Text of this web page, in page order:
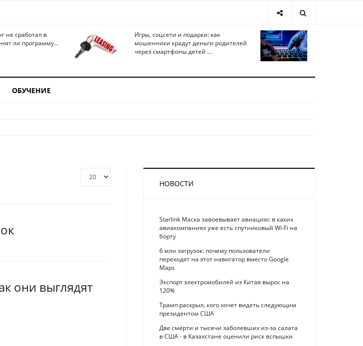
не сработал в
ли программу...
Игры, соцсети и подарки: как
мошенники крадут деньги родителей
через смартфоны детей ...
ОБУЧЕНИЕ
они выглядят
НОВОСТИ
Starlink Маска завоевывает авиацию: в каких
авиакомпаниях уже есть спутниковый Wi-Fi на
борту
6 млн загрузок: почему пользователи
переходят на этот навигатор вместо Google
Maps
Экспорт электромобилей из Китая вырос на
120%
Трамп раскрыл, кого хочет видеть следующим
президентом США
Две смерти и тысячи заболевших из-за салата
в США - в Казахстане оценили риск вспышки